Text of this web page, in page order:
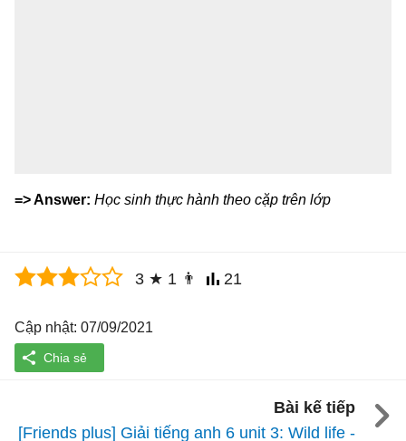
=> Answer: Học sinh thực hành theo cặp trên lớp
3 ★ 1 👨 21
Cập nhật: 07/09/2021
Bài kế tiếp
[Friends plus] Giải tiếng anh 6 unit 3: Wild life -